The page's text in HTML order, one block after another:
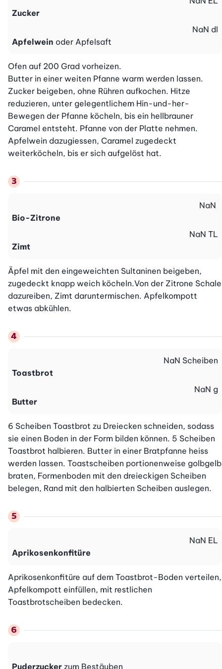
Zucker
Apfelwein oder Apfelsaft
NaN dl
Ofen auf 200 Grad vorheizen.
Butter in einer weiten Pfanne warm werden lassen.
Zucker beigeben, ohne Rühren aufkochen. Hitze
reduzieren, unter gelegentlichem Hin-und-her-
Bewegen der Pfanne köcheln, bis ein hellbrauner
Caramel entsteht. Pfanne von der Platte nehmen.
Apfelwein dazugiessen, Caramel zugedeckt
weiterköcheln, bis er sich aufgelöst hat.
Bio-Zitrone
NaN
Zimt
NaN TL
Äpfel mit den eingeweichten Sultaninen beigeben,
zugedeckt knapp weich köcheln.Von der Zitrone Schale
dazureiben, Zimt daruntermischen. Apfelkompott
etwas abkühlen.
Toastbrot
NaN Scheiben
Butter
NaN g
6 Scheiben Toastbrot zu Dreiecken schneiden, sodass
sie einen Boden in der Form bilden können. 5 Scheiben
Toastbrot halbieren. Butter in einer Bratpfanne heiss
werden lassen. Toastscheiben portionenweise golbgelb
braten, Formenboden mit den dreieckigen Scheiben
belegen, Rand mit den halbierten Scheiben auslegen.
Aprikosenkonfitüre
NaN EL
Aprikosenkonfitüre auf dem Toastbrot-Boden verteilen,
Apfelkompott einfüllen, mit restlichen
Toastbrotscheiben bedecken.
Puderzucker zum Bestäuben